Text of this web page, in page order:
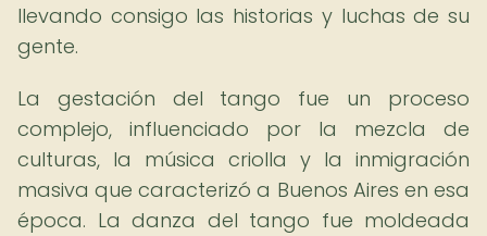
llevando consigo las historias y luchas de su
gente.
La gestación del tango fue un proceso
complejo, influenciado por la mezcla de
culturas, la música criolla y la inmigración
masiva que caracterizó a Buenos Aires en esa
época. La danza del tango fue moldeada